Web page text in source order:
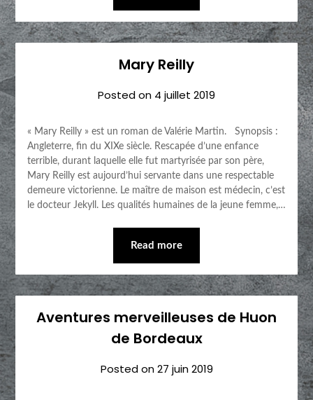
Mary Reilly
Posted on 4 juillet 2019
« Mary Reilly » est un roman de Valérie Martin. Synopsis :
Angleterre, fin du XIXe siècle. Rescapée d’une enfance
terrible, durant laquelle elle fut martyrisée par son père,
Mary Reilly est aujourd’hui servante dans une respectable
demeure victorienne. Le maître de maison est médecin, c’est
le docteur Jekyll. Les qualités humaines de la jeune femme,…
Read more
Aventures merveilleuses de Huon
de Bordeaux
Posted on27 juin 2019